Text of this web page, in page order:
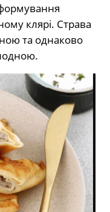
клярі. Страва
та однаково